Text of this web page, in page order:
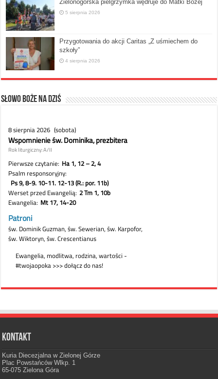
Zielonogórska pielgrzymka wędruje do Matki Bożej
5 sierpnia 2026
Przygotowania do akcji Caritas „Z uśmiechem do
szkoły”
4 sierpnia 2026
Słowo Boże na dziś
Kontakt
Kuria Diecezjalna w Zielonej Górze
Plac Powstańców Wlkp. 1
65-075 Zielona Góra